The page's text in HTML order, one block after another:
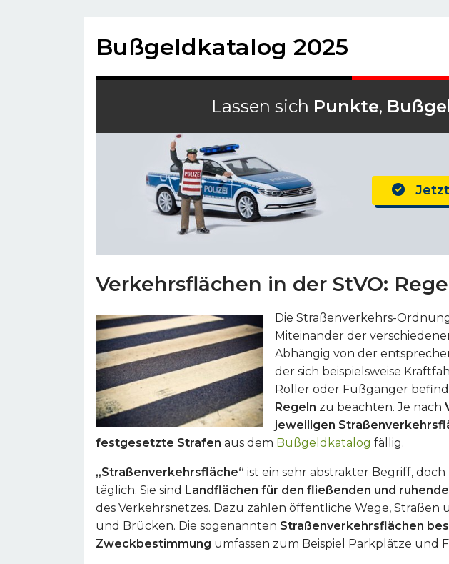
Bußgeldkatalog 2025
Lassen sich Punkte,
Verkehrsflächen in der StVO:
Die Straßenverkehrs-
Miteinander der
Abhängig von der
der sich beispielsweise
Roller oder Fußgänger
Regeln zu beachten. Je nach
jeweiligen
festgesetzte Strafen aus dem Bußgeldkatalog fällig.
„Straßenverkehrsfläche“ ist ein sehr abstrakter Begriff,
täglich. Sie sind Landflächen für den fließenden und
des Verkehrsnetzes. Dazu zählen öffentliche Wege, Straßen
und Brücken. Die sogenannten Straßenverkehrsflächen
Zweckbestimmung umfassen zum Beispiel Parkplätze und